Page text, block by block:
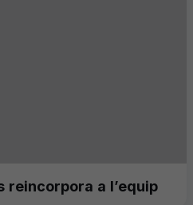
reincorpora a l’equip